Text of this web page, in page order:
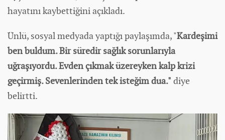
hayatını kaybettiğini açıkladı.
Ünlü, sosyal medyada yaptığı paylaşımda, "Kardeşimi
ben buldum. Bir süredir sağlık sorunlarıyla
uğraşıyordu. Evden çıkmak üzereyken kalp krizi
geçirmiş. Sevenlerinden tek isteğim dua." diye
belirtti.